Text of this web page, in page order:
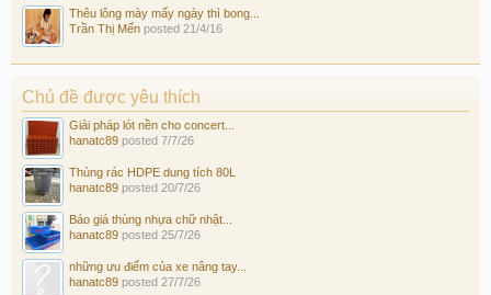
Thêu lông mày mấy ngày thì bong...
Trần Thị Mến posted 21/4/16
Chủ đề được yêu thích
Giải pháp lót nền cho concert...
hanatc89 posted 7/7/26
Thùng rác HDPE dung tích 80L
hanatc89 posted 20/7/26
Báo giá thùng nhựa chữ nhật...
hanatc89 posted 25/7/26
những ưu điểm của xe nâng tay...
hanatc89 posted 27/7/26